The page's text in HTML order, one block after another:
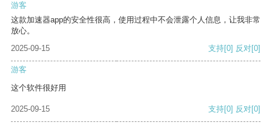
游客
这款加速器app的安全性很高，使用过程中不会泄露个人信息，让我非常
放心。
2025-09-15
支持[0] 反对[0]
游客
这个软件很好用
2025-09-15 支持[0] 反对[0]